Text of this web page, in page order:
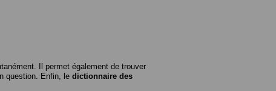
Il permet également de trouver
question. Enfin, le dictionnaire des